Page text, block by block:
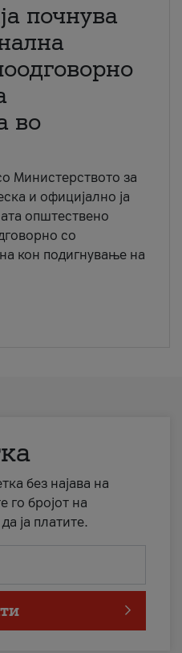
почнува
во
Министерството за
и официјално ја
општествено
со
кон подигнување на
без најава на
го бројот на
ја платите.